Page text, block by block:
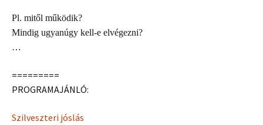
Pl. mitől működik?
Mindig ugyanúgy kell-e elvégezni?
…
=========
PROGRAMAJÁNLÓ:
Szilveszteri jóslás